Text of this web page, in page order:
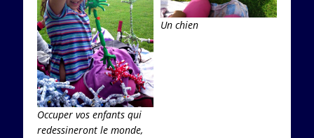
Occuper vos enfants qui
redessineront le monde,
Un chien